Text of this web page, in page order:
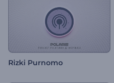
Rizki Purnomo